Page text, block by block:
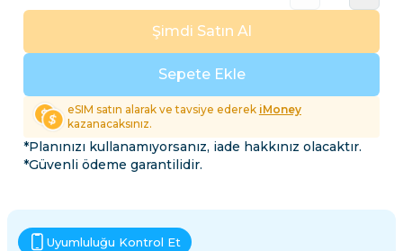
Sepete Ekle
Şimdi Satın Al
eSIM satın alarak ve tavsiye ederek iMoney
kazanacaksınız.
*Planınızı kullanamıyorsanız, iade hakkınız olacaktır.
*Güvenli ödeme garantilidir.
Uyumluluğu Kontrol Et